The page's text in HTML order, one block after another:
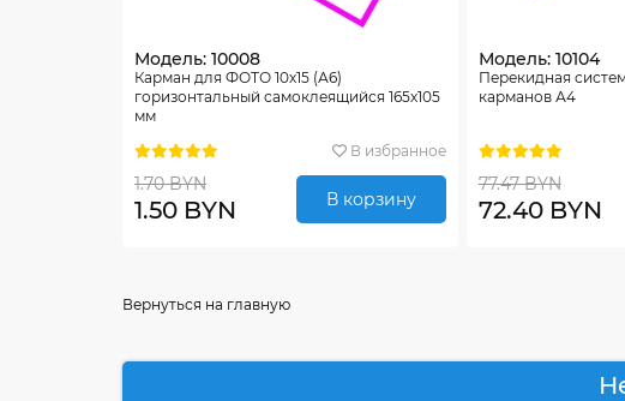
Модель: 10008
Карман для ФОТО 10х15 (А6)
горизонтальный самоклеящийся 165х105
мм
В избранное
1.70 BYN
1.50 BYN В корзину
Модель: 10104
Перекидная
карманов А4
77.47 BYN
72.40 BYN
Вернуться на главную